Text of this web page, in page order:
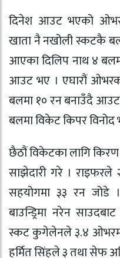
दिनेश आउट भएको
खाता नै नखोली स्कटकै
आएका दिलिप नाथ ४
आउट भए । एघारौं
बलमा १० रन बनाउँदै
बलमा विकेट किपर विनोद
छैठौं विकेटका लागि
साझेदारी गरे ।
सहयोगमा ३३ रन जोडे
बाउन्ड्रिमा नरेन
स्कट कुगेलेनले ३.४ ओभरमा
हर्मित सिंहले ३ तथा सेफ